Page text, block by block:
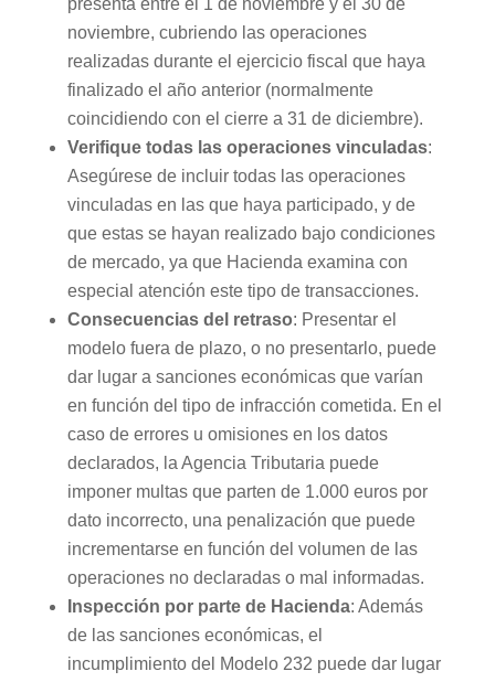
noviembre, cubriendo las operaciones
realizadas durante el ejercicio fiscal que haya
finalizado el año anterior (normalmente
coincidiendo con el cierre a 31 de diciembre).
Verifique todas las operaciones vinculadas:
Asegúrese de incluir todas las operaciones
vinculadas en las que haya participado, y de
que estas se hayan realizado bajo condiciones
de mercado, ya que Hacienda examina con
especial atención este tipo de transacciones.
Consecuencias del retraso: Presentar el
modelo fuera de plazo, o no presentarlo, puede
dar lugar a sanciones económicas que varían
en función del tipo de infracción cometida. En el
caso de errores u omisiones en los datos
declarados, la Agencia Tributaria puede
imponer multas que parten de 1.000 euros por
dato incorrecto, una penalización que puede
incrementarse en función del volumen de las
operaciones no declaradas o mal informadas.
Inspección por parte de Hacienda: Además
de las sanciones económicas, el
incumplimiento del Modelo 232 puede dar lugar